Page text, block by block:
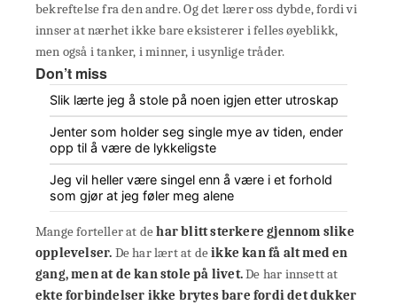
bekreftelse fra den andre. Og det lærer oss dybde, fordi vi
innser at nærhet ikke bare eksisterer i felles øyeblikk,
men også i tanker, i minner, i usynlige tråder.
Don’t miss
Slik lærte jeg å stole på noen igjen etter utroskap
Jenter som holder seg single mye av tiden, ender
opp til å være de lykkeligste
Jeg vil heller være singel enn å være i et forhold
som gjør at jeg føler meg alene
Mange forteller at dehar blitt sterkere gjennom slike
opplevelser. De har lært at deikke kan få alt med en
gang, men at de kan stole på livet.De har innsett at
ekte forbindelser ikke brytes bare fordi det dukker